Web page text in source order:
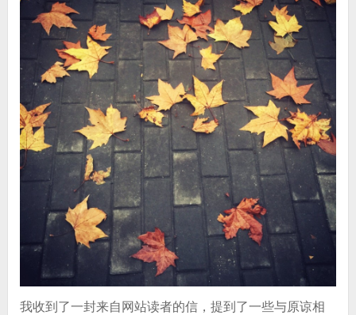
我收到了一封来自网站读者的信，提到了一些与原谅相